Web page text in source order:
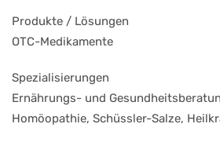
Produkte / Lösungen
OTC-Medikamente
Spezialisierungen
Ernährungs- und
Homöopathie, Schüssler-Salze,